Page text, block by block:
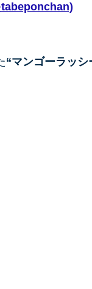
“マンゴーラッシ